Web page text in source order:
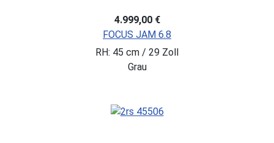
4.999,00 €
FOCUS JAM 6.8
RH: 45 cm / 29 Zoll
Grau